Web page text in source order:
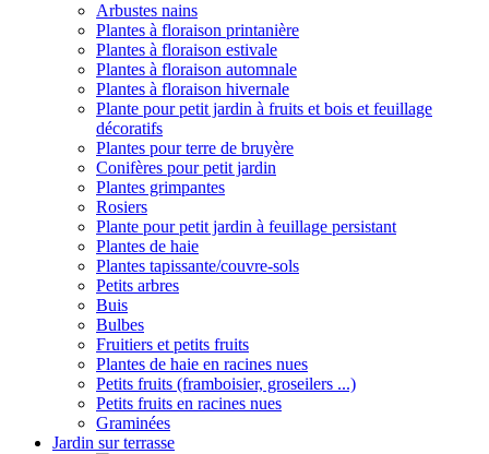
Arbustes nains
Plantes à floraison printanière
Plantes à floraison estivale
Plantes à floraison automnale
Plantes à floraison hivernale
Plante pour petit jardin à fruits et bois et feuillage
décoratifs
Plantes pour terre de bruyère
Conifères pour petit jardin
Plantes grimpantes
Rosiers
Plante pour petit jardin à feuillage persistant
Plantes de haie
Plantes tapissante/couvre-sols
Petits arbres
Buis
Bulbes
Fruitiers et petits fruits
Plantes de haie en racines nues
Petits fruits (framboisier, groseilers ...)
Petits fruits en racines nues
Graminées
Jardin sur terrasse